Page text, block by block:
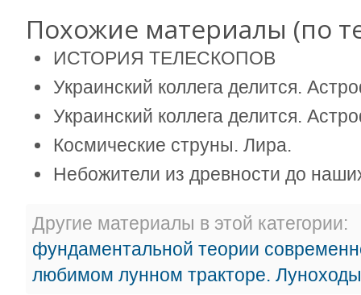
Похожие материалы (по
ИСТОРИЯ ТЕЛЕСКОПОВ
Украинский коллега делится.
Украинский коллега делится.
Космические струны. Лира.
Небожители из древности до
Другие материалы в этой категории:
фундаментальной теории
любимом лунном тракторе.